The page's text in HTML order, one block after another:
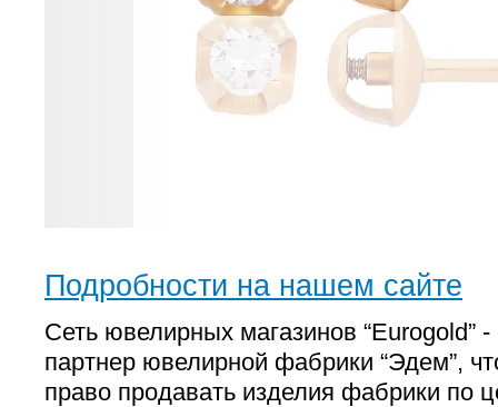
Подробности на нашем сайте
Сеть ювелирных магазинов “Eurogold”
партнер ювелирной фабрики “Эдем”,
право продавать изделия фабрики по